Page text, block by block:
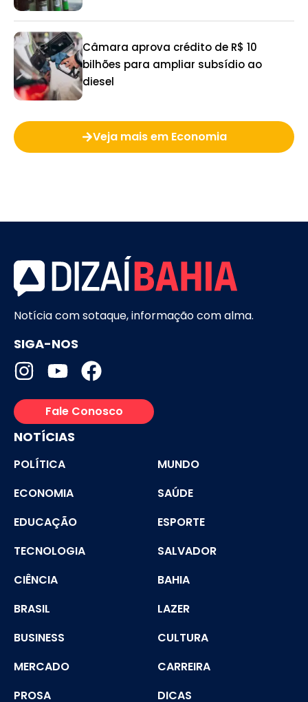
Câmara aprova crédito de R$ 10
bilhões para ampliar subsídio ao
diesel
Veja mais em Economia
Notícia com sotaque, informação com alma.
SIGA-NOS
Fale Conosco
NOTÍCIAS
POLÍTICA
MUNDO
ECONOMIA
SAÚDE
EDUCAÇÃO
ESPORTE
TECNOLOGIA
SALVADOR
CIÊNCIA
BAHIA
BRASIL
LAZER
BUSINESS
CULTURA
MERCADO
CARREIRA
PROSA
DICAS